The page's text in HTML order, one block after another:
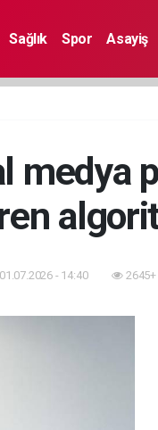
Sağlık Spor Asayiş
medya
- 14:40